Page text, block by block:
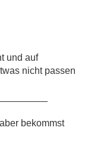
und auf
nicht passen
bekommst